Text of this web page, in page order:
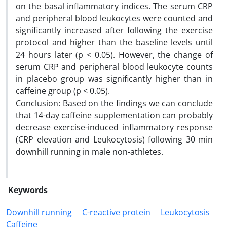
on the basal inflammatory indices. The serum CRP
and peripheral blood leukocytes were counted and
significantly increased after following the exercise
protocol and higher than the baseline levels until
24 hours later (p < 0.05). However, the change of
serum CRP and peripheral blood leukocyte counts
in placebo group was significantly higher than in
caffeine group (p < 0.05).
Conclusion: Based on the findings we can conclude
that 14-day caffeine supplementation can probably
decrease exercise-induced inflammatory response
(CRP elevation and Leukocytosis) following 30 min
downhill running in male non-athletes.
Keywords
Downhill running
C-reactive protein
Leukocytosis
Caffeine